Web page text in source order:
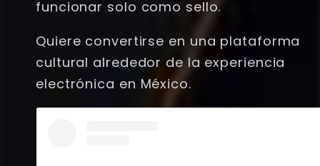
funcionar solo como sello.
Quiere convertirse en una plataforma
cultural alrededor de la experiencia
electrónica en México.